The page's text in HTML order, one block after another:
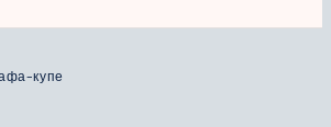
купе